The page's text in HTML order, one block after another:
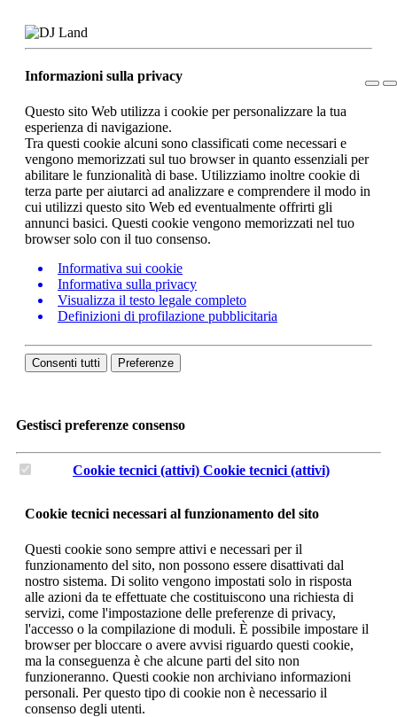
Informazioni sulla privacy
Questo sito Web utilizza i cookie per personalizzare la tua
esperienza di navigazione.
Tra questi cookie alcuni sono classificati come necessari e
vengono memorizzati sul tuo browser in quanto essenziali per
abilitare le funzionalità di base. Utilizziamo inoltre cookie di
terza parte per aiutarci ad analizzare e comprendere il modo in
cui utilizzi questo sito Web ed eventualmente offrirti gli
annunci basici. Questi cookie vengono memorizzati nel tuo
browser solo con il tuo consenso.
Informativa sui cookie
Informativa sulla privacy
Visualizza il testo legale completo
Definizioni di profilazione pubblicitaria
Consenti tutti Preferenze
Gestisci preferenze consenso
Cookie tecnici (attivi) Cookie tecnici (attivi)
Cookie tecnici necessari al funzionamento del sito
Questi cookie sono sempre attivi e necessari per il
funzionamento del sito, non possono essere disattivati dal
nostro sistema. Di solito vengono impostati solo in risposta
alle azioni da te effettuate che costituiscono una richiesta di
servizi, come l'impostazione delle preferenze di privacy,
l'accesso o la compilazione di moduli. È possibile impostare il
browser per bloccare o avere avvisi riguardo questi cookie,
ma la conseguenza è che alcune parti del sito non
funzioneranno. Questi cookie non archiviano informazioni
personali. Per questo tipo di cookie non è necessario il
consenso degli utenti.